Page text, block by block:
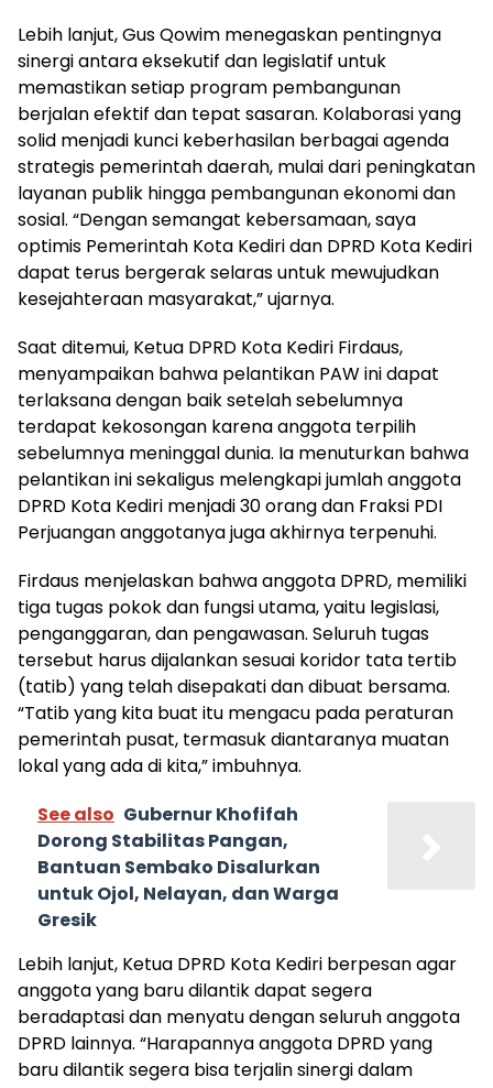
Lebih lanjut, Gus Qowim menegaskan pentingnya
sinergi antara eksekutif dan legislatif untuk
memastikan setiap program pembangunan
berjalan efektif dan tepat sasaran. Kolaborasi yang
solid menjadi kunci keberhasilan berbagai agenda
strategis pemerintah daerah, mulai dari peningkatan
layanan publik hingga pembangunan ekonomi dan
sosial. “Dengan semangat kebersamaan, saya
optimis Pemerintah Kota Kediri dan DPRD Kota Kediri
dapat terus bergerak selaras untuk mewujudkan
kesejahteraan masyarakat,” ujarnya.
Saat ditemui, Ketua DPRD Kota Kediri Firdaus,
menyampaikan bahwa pelantikan PAW ini dapat
terlaksana dengan baik setelah sebelumnya
terdapat kekosongan karena anggota terpilih
sebelumnya meninggal dunia. Ia menuturkan bahwa
pelantikan ini sekaligus melengkapi jumlah anggota
DPRD Kota Kediri menjadi 30 orang dan Fraksi PDI
Perjuangan anggotanya juga akhirnya terpenuhi.
Firdaus menjelaskan bahwa anggota DPRD, memiliki
tiga tugas pokok dan fungsi utama, yaitu legislasi,
penganggaran, dan pengawasan. Seluruh tugas
tersebut harus dijalankan sesuai koridor tata tertib
(tatib) yang telah disepakati dan dibuat bersama.
“Tatib yang kita buat itu mengacu pada peraturan
pemerintah pusat, termasuk diantaranya muatan
lokal yang ada di kita,” imbuhnya.
See also Gubernur Khofifah
Dorong Stabilitas Pangan,
Bantuan Sembako Disalurkan
untuk Ojol, Nelayan, dan Warga
Gresik
Lebih lanjut, Ketua DPRD Kota Kediri berpesan agar
anggota yang baru dilantik dapat segera
beradaptasi dan menyatu dengan seluruh anggota
DPRD lainnya. “Harapannya anggota DPRD yang
baru dilantik segera bisa terjalin sinergi dalam